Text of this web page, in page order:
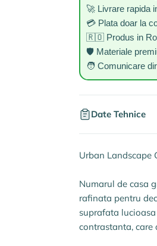
🚀 Livrare rapida
💳 Plata doar la
🇷🇴 Produs in
🛡️ Materiale
🧑 Comunicare
Date Tehnice
Urban Landscape
Numarul de casa
rafinata pentru
suprafata
contrastanta,